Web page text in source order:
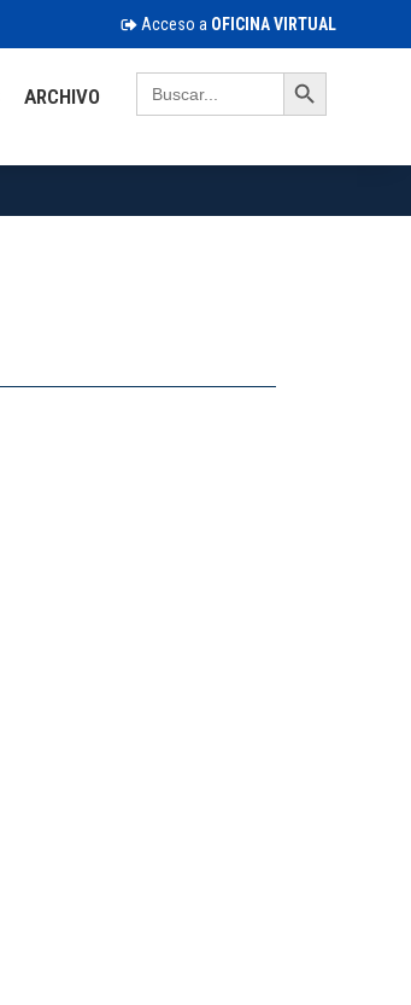
Acceso a OFICINA VIRTUAL
ARCHIVO
Search
for:
Search Button